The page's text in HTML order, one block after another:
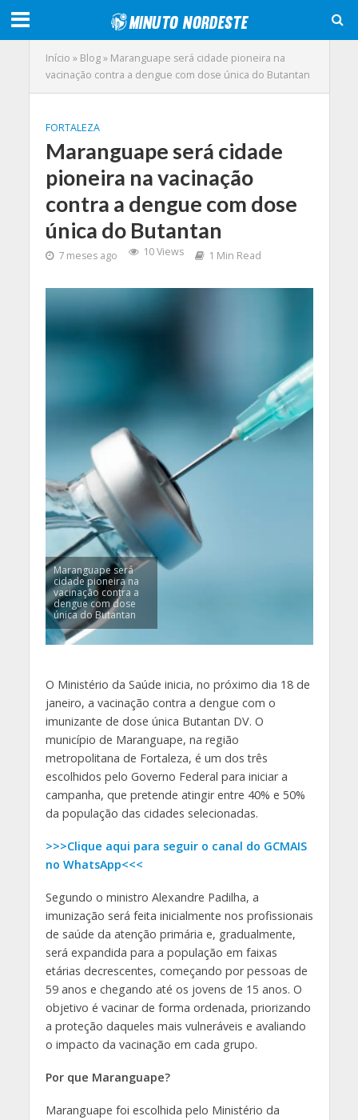
Início » Blog» Maranguape será cidade pioneira na
vacinação contra a dengue com dose única do Butantan
FORTALEZA
Maranguape será cidade
pioneira na vacinação
contra a dengue com dose
única do Butantan
7 meses ago 10 Views 1 Min Read
Maranguape será
cidade pioneira na
vacinação contra a
dengue com dose
única do Butantan
O Ministério da Saúde inicia, no próximo dia 18 de
janeiro, a vacinação contra a dengue com o
imunizante de dose única Butantan DV. O
município de Maranguape, na região
metropolitana de Fortaleza, é um dos três
escolhidos pelo Governo Federal para iniciar a
campanha, que pretende atingir entre 40% e 50%
da população das cidades selecionadas.
>>>Clique aqui para seguir o canal do GCMAIS
no WhatsApp<<<
Segundo o ministro Alexandre Padilha, a
imunização será feita inicialmente nos profissionais
de saúde da atenção primária e, gradualmente,
será expandida para a população em faixas
etárias decrescentes, começando por pessoas de
59 anos e chegando até os jovens de 15 anos. O
objetivo é vacinar de forma ordenada, priorizando
a proteção daqueles mais vulneráveis e avaliando
o impacto da vacinação em cada grupo.
Por que Maranguape?
Maranguape foi escolhida pelo Ministério da